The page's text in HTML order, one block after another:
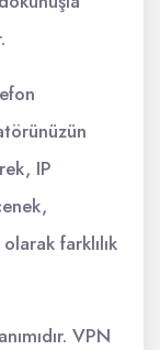
IP
farklılık
VPN